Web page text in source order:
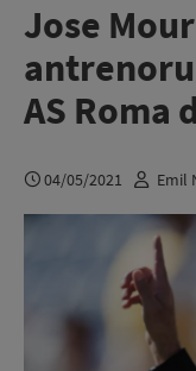
Jose
AS Roma
04/05/2021 Emil